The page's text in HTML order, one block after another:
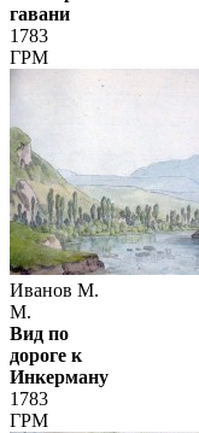
гавани
1783
ГРМ
Иванов М.
М.
Вид по
дороге к
Инкерману
1783
ГРМ